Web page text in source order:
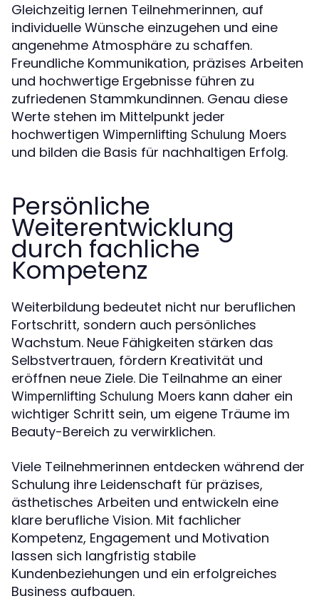
Gleichzeitig lernen Teilnehmerinnen, auf
individuelle Wünsche einzugehen und eine
angenehme Atmosphäre zu schaffen.
Freundliche Kommunikation, präzises Arbeiten
und hochwertige Ergebnisse führen zu
zufriedenen Stammkundinnen. Genau diese
Werte stehen im Mittelpunkt jeder
hochwertigen Wimpernlifting Schulung Moers
und bilden die Basis für nachhaltigen Erfolg.
Persönliche
Weiterentwicklung
durch fachliche
Kompetenz
Weiterbildung bedeutet nicht nur beruflichen
Fortschritt, sondern auch persönliches
Wachstum. Neue Fähigkeiten stärken das
Selbstvertrauen, fördern Kreativität und
eröffnen neue Ziele. Die Teilnahme an einer
Wimpernlifting Schulung Moers kann daher ein
wichtiger Schritt sein, um eigene Träume im
Beauty-Bereich zu verwirklichen.
Viele Teilnehmerinnen entdecken während der
Schulung ihre Leidenschaft für präzises,
ästhetisches Arbeiten und entwickeln eine
klare berufliche Vision. Mit fachlicher
Kompetenz, Engagement und Motivation
lassen sich langfristig stabile
Kundenbeziehungen und ein erfolgreiches
Business aufbauen.